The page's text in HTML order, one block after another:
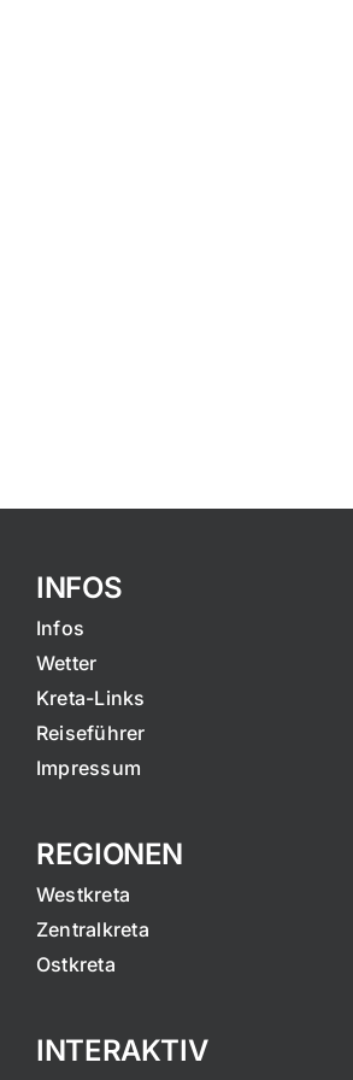
INFOS
Infos
Wetter
Kreta-Links
Reiseführer
Impressum
REGIONEN
Westkreta
Zentralkreta
Ostkreta
INTERAKTIV